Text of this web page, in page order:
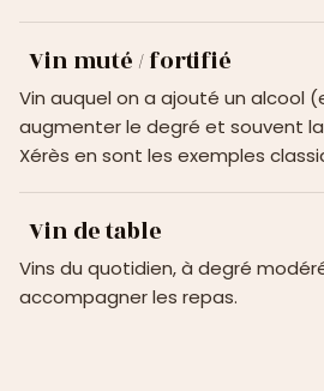
Vin muté / fortifié
Vin auquel on a ajouté un alcool
augmenter le degré et souvent
Xérès en sont les exemples
Vin de table
Vins du quotidien, à degré
accompagner les repas.